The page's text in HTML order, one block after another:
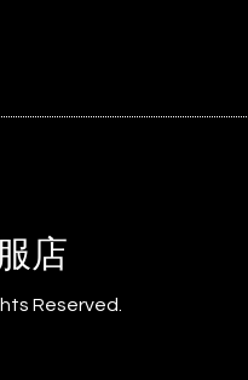
店
Reserved.